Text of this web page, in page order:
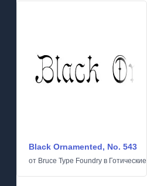
Black Ornamented, No. 543
от Bruce Type Foundry в Готические